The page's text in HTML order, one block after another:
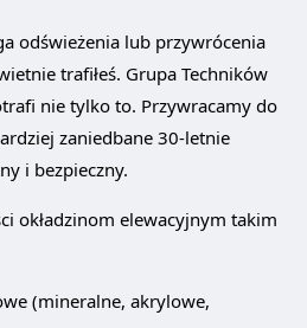
odświeżenia lub przywrócenia
trafiłeś. Grupa Techników
nie tylko to. Przywracamy do
zaniedbane 30-letnie
i bezpieczny.
okładzinom elewacyjnym takim
(mineralne, akrylowe,